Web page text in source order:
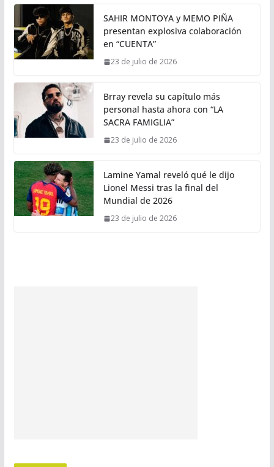
SAHIR MONTOYA y MEMO PIÑA
presentan explosiva colaboración
en “CUENTA”
23 de julio de 2026
Brray revela su capítulo más
personal hasta ahora con “LA
SACRA FAMIGLIA”
23 de julio de 2026
Lamine Yamal reveló qué le dijo
Lionel Messi tras la final del
Mundial de 2026
23 de julio de 2026